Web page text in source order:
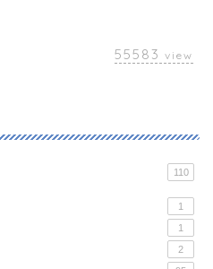
55583 view
110
1
1
2